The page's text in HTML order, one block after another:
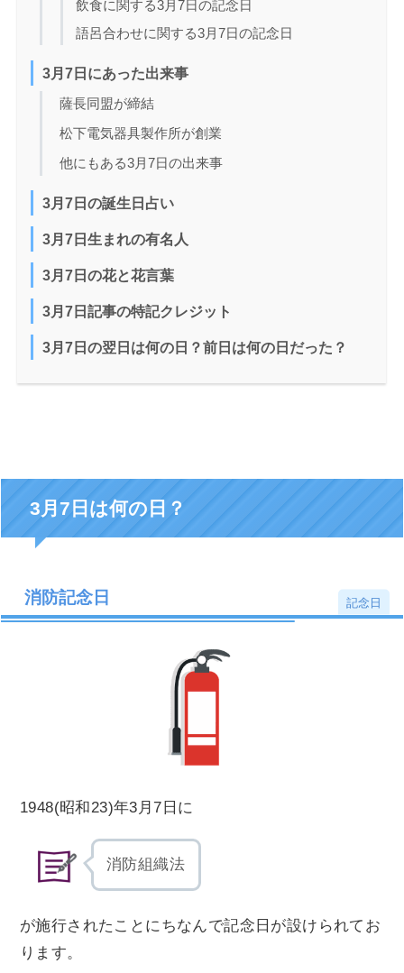
飲食に関する3月7日の記念日
語呂合わせに関する3月7日の記念日
3月7日にあった出来事
薩長同盟が締結
松下電気器具製作所が創業
他にもある3月7日の出来事
3月7日の誕生日占い
3月7日生まれの有名人
3月7日の花と花言葉
3月7日記事の特記クレジット
3月7日の翌日は何の日？前日は何の日だった？
3月7日は何の日？
消防記念日 記念日
1948(昭和23)年3月7日に
消防組織法
が施行されたことにちなんで記念日が設けられてお
ります。